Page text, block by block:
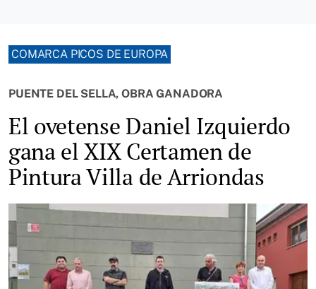
COMARCA PICOS DE EUROPA
PUENTE DEL SELLA, OBRA GANADORA
El ovetense Daniel Izquierdo
gana el XIX Certamen de
Pintura Villa de Arriondas